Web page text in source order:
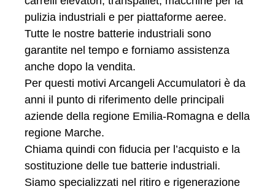
pulizia industriali e per piattaforme aeree.
Tutte le nostre batterie industriali sono
garantite nel tempo e forniamo assistenza
anche dopo la vendita.
Per questi motivi Arcangeli Accumulatori è da
anni il punto di riferimento delle principali
aziende della regione Emilia-Romagna e della
regione Marche.
Chiama quindi con fiducia per l’acquisto e la
sostituzione delle tue batterie industriali.
Siamo specializzati nel ritiro e rigenerazione